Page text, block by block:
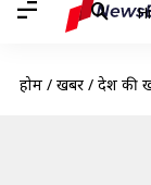
होम / खबरें / देश की